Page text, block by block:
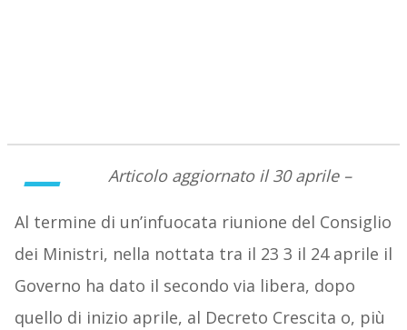
– Articolo aggiornato il 30 aprile –
Al termine di un’infuocata riunione del Consiglio
dei Ministri, nella nottata tra il 23 3 il 24 aprile il
Governo ha dato il secondo via libera, dopo
quello di inizio aprile, al Decreto Crescita o, più